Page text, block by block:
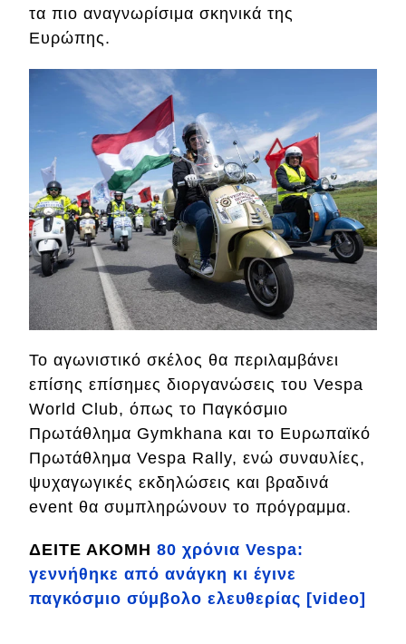
τα πιο αναγνωρίσιμα σκηνικά της
Ευρώπης.
Το αγωνιστικό σκέλος θα περιλαμβάνει
επίσης επίσημες διοργανώσεις του Vespa
World Club, όπως το Παγκόσμιο
Πρωτάθλημα Gymkhana και το Ευρωπαϊκό
Πρωτάθλημα Vespa Rally, ενώ συναυλίες,
ψυχαγωγικές εκδηλώσεις και βραδινά
event θα συμπληρώνουν το πρόγραμμα.
ΔΕΙΤΕ ΑΚΟΜΗ 80 χρόνια Vespa:
γεννήθηκε από ανάγκη κι έγινε
παγκόσμιο σύμβολο ελευθερίας [video]